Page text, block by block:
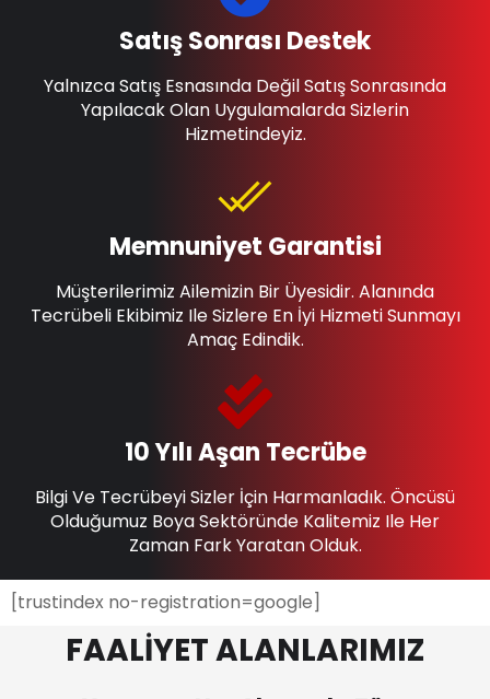
10 Yılı Aşan Tecrübe
Bilgi Ve Tecrübeyi Sizler İçin Harmanladık. Öncüsü
Olduğumuz Boya Sektöründe Kalitemiz Ile Her
Zaman Fark Yaratan Olduk.
Memnuniyet Garantisi
Müşterilerimiz Ailemizin Bir Üyesidir. Alanında
Tecrübeli Ekibimiz Ile Sizlere En İyi Hizmeti Sunmayı
Amaç Edindik.
Satış Sonrası Destek
Yalnızca Satış Esnasında Değil Satış Sonrasında
Yapılacak Olan Uygulamalarda Sizlerin
Hizmetindeyiz.
[trustindex no-registration=google]
FAALİYET ALANLARIMIZ